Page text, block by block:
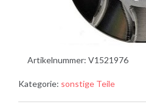
Artikelnummer: V1521976
Kategorie: sonstige Teile